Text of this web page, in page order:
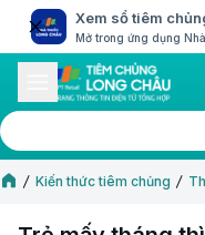
Xem sổ tiêm
Mở trong ứng dụng
Kiến thức tiêm chủng